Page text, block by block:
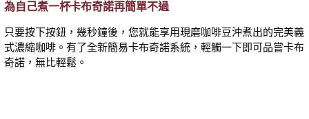
為自己煮一杯卡布奇諾再簡單不過
只要按下按鈕，幾秒鐘後，您就能享用現磨咖啡豆沖煮出的完美義
式濃縮咖啡。有了全新簡易卡布奇諾系統，輕觸一下即可品嘗卡布
奇諾，無比輕鬆。